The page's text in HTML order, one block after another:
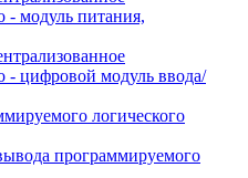
- модуль питания,
- цифровой модуль ввода/
логического
программируемого